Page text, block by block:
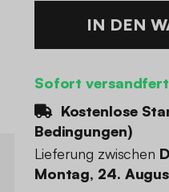
IN DEN
Sofort
Kostenlose
Bedingungen)
Lieferung zwischen
Montag, 24.